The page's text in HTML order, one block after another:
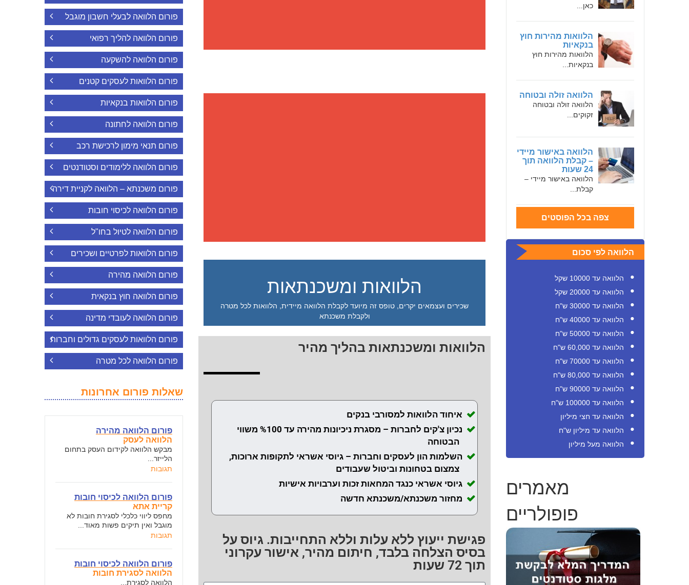
כאן...
הלוואות מהירות חוץ
בנקאיות
הלוואות מהירות חוץ
בנקאיות...
הלוואה זולה ובטוחה
הלוואה זולה ובטוחה
זקוקים...
הלוואה באישור מיידי
– קבלת הלוואה תוך
24 שעות
הלוואה באישור מיידי –
קבלת...
צפה בכל הפוסטים
הלוואה לפי סכום
הלוואה עד 10000 שקל
הלוואה עד 20000 שקל
הלוואה עד 30000 ש"ח
הלוואה עד 40000 ש"ח
הלוואה עד 50000 ש"ח
הלוואה עד 60,000 ש"ח
הלוואה עד 70000 ש"ח
הלוואה עד 80,000 ש"ח
הלוואה עד 90000 ש"ח
הלוואה עד 100000 ש"ח
הלוואה עד חצי מיליון
הלוואה עד מיליון ש"ח
הלוואה מעל מיליון
מאמרים
פופולריים
הלוואות ומשכנתאות
שכירים ועצמאים יקרים, טופס זה מיועד לקבלת הלוואה מיידית, הלוואות לכל מטרה
ולקבלת משכנתא
הלוואות ומשכנתאות בהליך מהיר
איחוד הלוואות למסורבי בנקים
נכיון צ'קים לחברות – מסגרת ניכיונות מהירה עד %100 משווי
הבטוחה
השלמות הון לעסקים וחברות – גיוסי אשראי לתקופות ארוכות,
צמצום בטחונות וביטול שעבודים
גיוסי אשראי כנגד המחאות זכות וערבויות אישיות
מחזור משכנתא/משכנתא חדשה
פגישת ייעוץ ללא עלות וללא התחייבות. גיוס על
בסיס הצלחה בלבד, חיתום מהיר, אישור עקרוני
תוך 72 שעות
פורום הלוואה לבעלי חשבון מוגבל
פורום הלוואה להליך רפואי
פורום הלוואה להשקעה
פורום הלוואות לעסקים קטנים
פורום הלוואות בנקאיות
פורום הלוואה לחתונה
פורום תנאי מימון לרכישת רכב
פורום הלוואה ללימודים וסטודנטים
פורום משכנתא – הלוואה לקניית דירה
פורום הלוואה לכיסוי חובות
פורום הלוואה לטיול בחו"ל
פורום הלוואות לפרטיים ושכירים
פורום הלוואה מהירה
פורום הלוואה חוץ בנקאית
פורום הלוואה לעובדי מדינה
פורום הלוואות לעסקים גדולים וחברות
פורום הלוואה לכל מטרה
שאלות פורום אחרונות
פורום הלוואה מהירה
הלוואה לעסק
מבקש הלוואה לקידום העסק בתחום
הלייזר...
תגובות
פורום הלוואה לכיסוי חובות
קריית אתא
מחפס ליווי כלכלי לסגירת חובות לא
מוגבל ואין תיקים פשות מאוד...
תגובות
פורום הלוואה לכיסוי חובות
הלוואה לסגירת חובות
הלוואה לסגירת...